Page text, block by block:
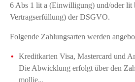
6 Abs 1 lit a (Einwilligung) und/oder lit
Vertragserfüllung) der DSGVO.
Folgende Zahlungsarten werden
Kreditkarten Visa, Mastercard und
Die Abwicklung erfolgt über den
mollie„.